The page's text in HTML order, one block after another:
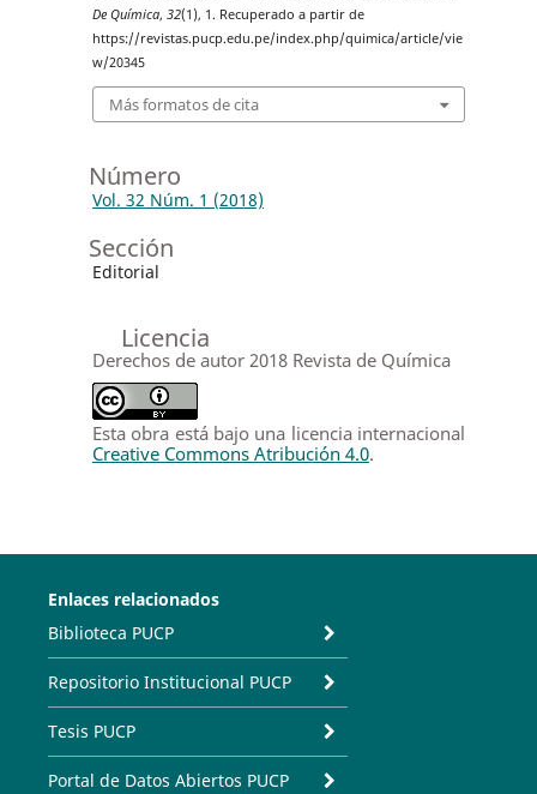
De Química, 32(1), 1. Recuperado a partir de
https://revistas.pucp.edu.pe/index.php/quimica/article/vie
w/20345
Más formatos de cita
Número
Vol. 32 Núm. 1 (2018)
Sección
Editorial
Licencia
Derechos de autor 2018 Revista de Química
Esta obra está bajo una licencia internacional
Creative Commons Atribución 4.0.
Enlaces relacionados
Biblioteca PUCP
Repositorio Institucional PUCP
Tesis PUCP
Portal de Datos Abiertos PUCP